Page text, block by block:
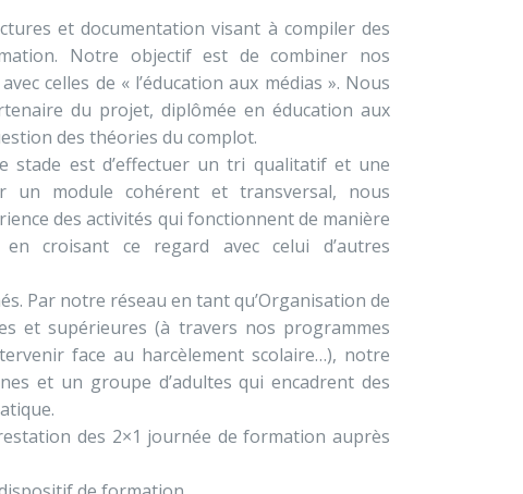
et documentation visant à compiler des
Notre objectif est de combiner nos
celles de « l’éducation aux médias ». Nous
du projet, diplômée en éducation aux
des théories du complot.
stade est d’effectuer un tri qualitatif et une
un module cohérent et transversal, nous
des activités qui fonctionnent de manière
croisant ce regard avec celui d’autres
Par notre réseau en tant qu’Organisation de
et supérieures (à travers nos programmes
face au harcèlement scolaire…), notre
et un groupe d’adultes qui encadrent des
des 2×1 journée de formation auprès